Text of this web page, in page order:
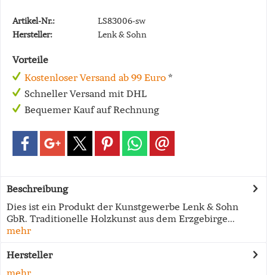
Artikel-Nr.:
LS83006-sw
Hersteller:
Lenk & Sohn
Vorteile
Kostenloser Versand ab 99 Euro *
Schneller Versand mit DHL
Bequemer Kauf auf Rechnung
Beschreibung
Dies ist ein Produkt der Kunstgewerbe Lenk & Sohn
GbR. Traditionelle Holzkunst aus dem Erzgebirge...
mehr
Hersteller
mehr